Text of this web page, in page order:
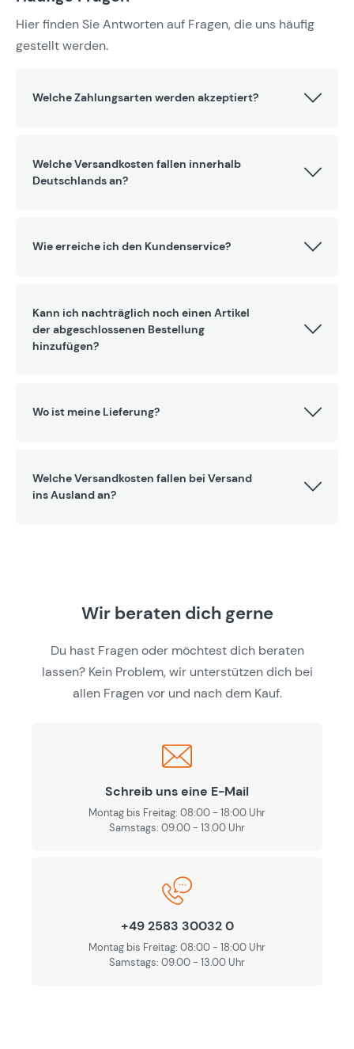
Hier finden Sie Antworten auf Fragen, die uns häufig
gestellt werden.
Welche Zahlungsarten werden akzeptiert?
Welche Versandkosten fallen innerhalb
Deutschlands an?
Wie erreiche ich den Kundenservice?
Kann ich nachträglich noch einen Artikel
der abgeschlossenen Bestellung
hinzufügen?
Wo ist meine Lieferung?
Welche Versandkosten fallen bei Versand
ins Ausland an?
Wir beraten dich gerne
Du hast Fragen oder möchtest dich beraten
lassen? Kein Problem, wir unterstützen dich bei
allen Fragen vor und nach dem Kauf.
Schreib uns eine E-Mail
Montag bis Freitag: 08:00 - 18:00 Uhr
Samstags: 09.00 - 13.00 Uhr
+49 2583 30032 0
Montag bis Freitag: 08:00 - 18:00 Uhr
Samstags: 09.00 - 13.00 Uhr